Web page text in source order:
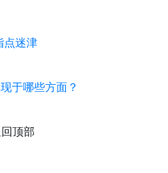
点迷津
于哪些方面？
顶部